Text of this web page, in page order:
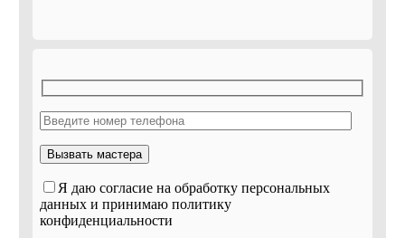
Я даю согласие на обработку персональных
данных и принимаю политику
конфиденциальности